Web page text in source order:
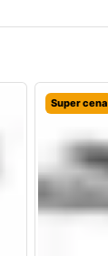
Super cena